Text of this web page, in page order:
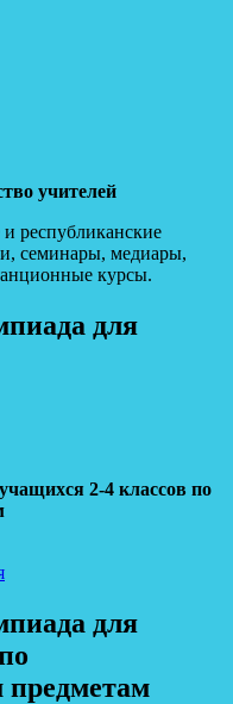
учителей
республиканские
семинары, медиары,
курсы.
для
2-4 классов по
для
предметам